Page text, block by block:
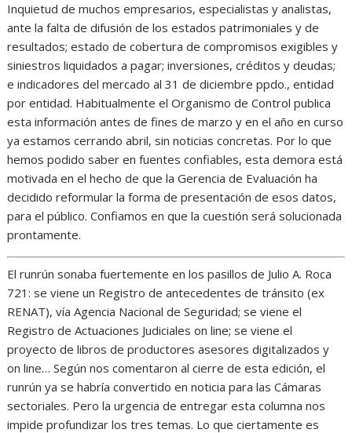
Inquietud de muchos empresarios, especialistas y analistas,
ante la falta de difusión de los estados patrimoniales y de
resultados; estado de cobertura de compromisos exigibles y
siniestros liquidados a pagar; inversiones, créditos y deudas;
e indicadores del mercado al 31 de diciembre ppdo., entidad
por entidad. Habitualmente el Organismo de Control publica
esta información antes de fines de marzo y en el año en curso
ya estamos cerrando abril, sin noticias concretas. Por lo que
hemos podido saber en fuentes confiables, esta demora está
motivada en el hecho de que la Gerencia de Evaluación ha
decidido reformular la forma de presentación de esos datos,
para el público. Confiamos en que la cuestión será solucionada
prontamente.
El runrún sonaba fuertemente en los pasillos de Julio A. Roca
721: se viene un Registro de antecedentes de tránsito (ex
RENAT), vía Agencia Nacional de Seguridad; se viene el
Registro de Actuaciones Judiciales on line; se viene el
proyecto de libros de productores asesores digitalizados y
on line… Según nos comentaron al cierre de esta edición, el
runrún ya se habría convertido en noticia para las Cámaras
sectoriales. Pero la urgencia de entregar esta columna nos
impide profundizar los tres temas. Lo que ciertamente es